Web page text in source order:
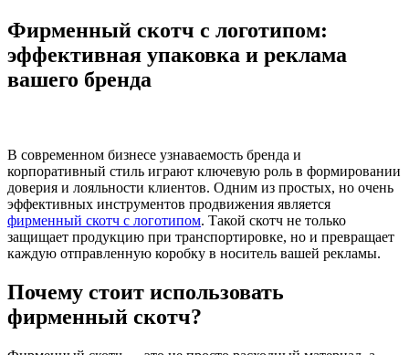
Фирменный скотч с логотипом:
эффективная упаковка и реклама
вашего бренда
В современном бизнесе узнаваемость бренда и
корпоративный стиль играют ключевую роль в формировании
доверия и лояльности клиентов. Одним из простых, но очень
эффективных инструментов продвижения является
фирменный скотч с логотипом. Такой скотч не только
защищает продукцию при транспортировке, но и превращает
каждую отправленную коробку в носитель вашей рекламы.
Почему стоит использовать
фирменный скотч?